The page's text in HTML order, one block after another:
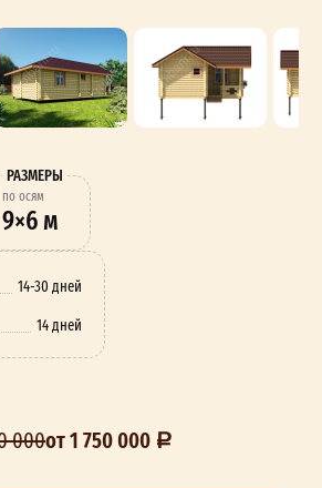
РАЗМЕРЫ
по осям
9×6 м
14-30 дней
14 дней
000от 1 750 000